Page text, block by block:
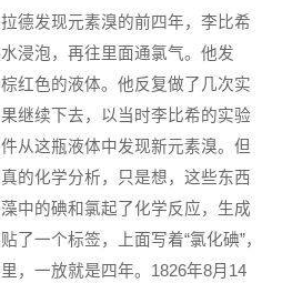
德发现元素溴的前四年，李比希
浸泡，再往里面通氯气。他发
红色的液体。他反复做了几次实
继续下去，以当时李比希的实验
从这瓶液体中发现新元素溴。但
的化学分析，只是想，这些东西
中的碘和氯起了化学反应，生成
了一个标签，上面写着“氯化碘”，
，一放就是四年。1826年8月14